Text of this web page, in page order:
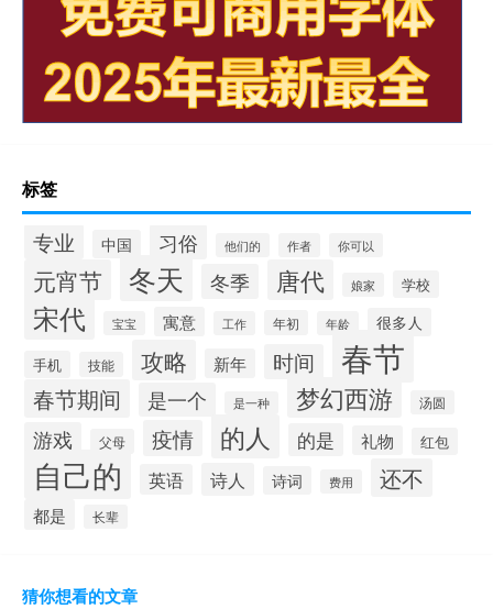
标签
专业 中国 习俗 他们的 作者 你可以
元宵节 冬天 冬季 唐代 娘家 学校
宋代 宝宝 寓意 工作 年初 年龄 很多人
手机 技能 攻略 新年 时间 春节
春节期间 是一个 是一种 梦幻西游 汤圆
游戏 父母 疫情 的人 的是 礼物 红包
自己的 英语 诗人 诗词 费用 还不
都是 长辈
猜你想看的文章